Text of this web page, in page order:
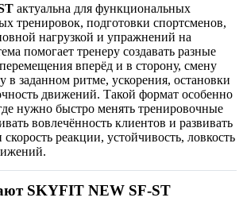
актуальна для функциональных
тренировок, подготовки спортсменов,
нагрузкой и упражнений на
помогает тренеру создавать разные
вперёд и в сторону, смену
в заданном ритме, ускорения, остановки
движений. Такой формат особенно
нужно быстро менять тренировочные
вовлечённость клиентов и развивать
реакции, устойчивость, ловкость
SKYFIT NEW SF-ST